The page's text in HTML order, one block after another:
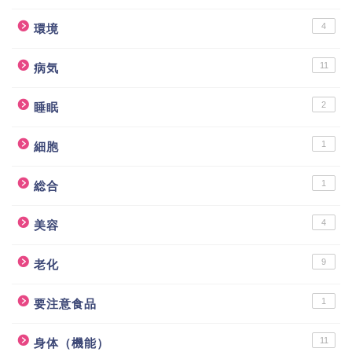
環境 4
病気 11
睡眠 2
細胞 1
総合 1
美容 4
老化 9
要注意食品 1
身体（機能） 11